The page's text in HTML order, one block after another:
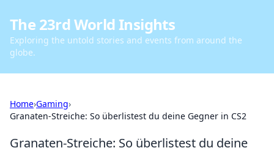
The 23rd World Insights
Exploring the untold stories and events from around the
globe.
Home›Gaming›
Granaten-Streiche: So überlistest du deine Gegner in CS2
Granaten-Streiche: So überlistest du deine